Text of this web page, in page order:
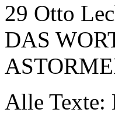
29 Otto
DAS
Alle Texte: